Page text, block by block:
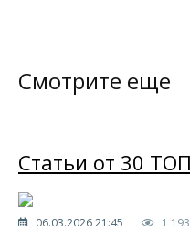
Смотрите еще
Статьи от 30 ТОП